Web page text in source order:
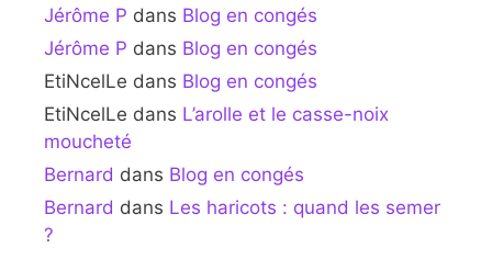
Jérôme P dans Blog en congés
Jérôme P dans Blog en congés
EtiNcelLe dans Blog en congés
EtiNcelLe dans L’arolle et le casse-noix
moucheté
Bernard dans Blog en congés
Bernard dans Les haricots : quand les semer
?